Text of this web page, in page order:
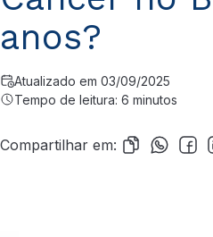
anos?
Atualizado em 03/09/2025
Tempo de leitura: 6 minutos
Compartilhar em: